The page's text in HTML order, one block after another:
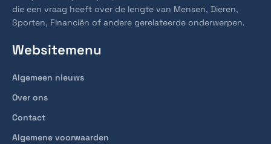
die een vraag heeft over de lengte van Mensen, Dieren,
Sporten, Financiën of andere gerelateerde onderwerpen.
Websitemenu
Algemeen nieuws
Over ons
Contact
Algemene voorwaarden